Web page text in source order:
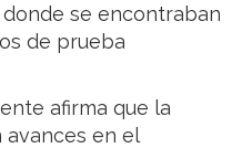
se encontraban
de prueba
afirma que la
avances en el